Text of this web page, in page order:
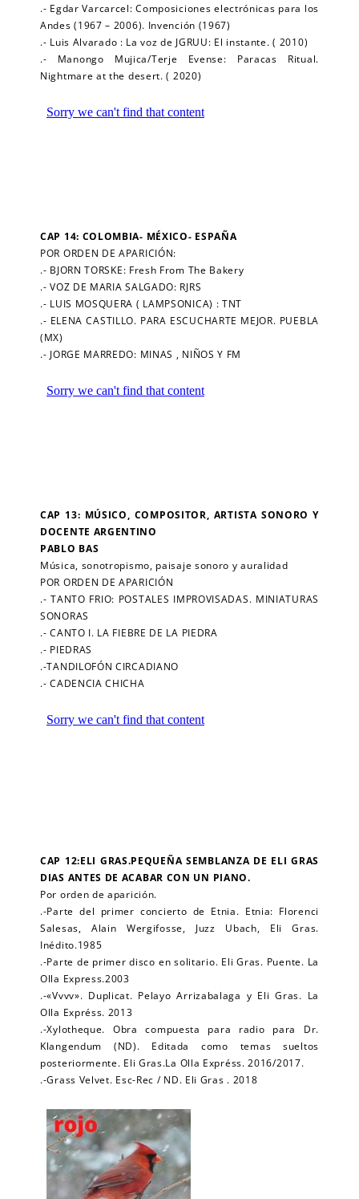
.- Egdar Varcarcel: Composiciones electrónicas para los
Andes (1967 – 2006). Invención (1967)
.- Luis Alvarado : La voz de JGRUU: El instante. ( 2010)
.- Manongo Mujica/Terje Evense: Paracas Ritual.
Nightmare at the desert. ( 2020)
CAP 14: COLOMBIA- MÉXICO- ESPAÑA
POR ORDEN DE APARICIÓN:
.- BJORN TORSKE: Fresh From The Bakery
.- VOZ DE MARIA SALGADO: RJRS
.- LUIS MOSQUERA ( LAMPSONICA) : TNT
.- ELENA CASTILLO. PARA ESCUCHARTE MEJOR. PUEBLA
(MX)
.- JORGE MARREDO: MINAS , NIÑOS Y FM
CAP 13: MÚSICO, COMPOSITOR, ARTISTA SONORO Y
DOCENTE ARGENTINO
PABLO BAS
Música, sonotropismo, paisaje sonoro y auralidad
POR ORDEN DE APARICIÓN
.- TANTO FRIO: POSTALES IMPROVISADAS. MINIATURAS
SONORAS
.- CANTO I. LA FIEBRE DE LA PIEDRA
.- PIEDRAS
.-TANDILOFÓN CIRCADIANO
.- CADENCIA CHICHA
CAP 12:ELI GRAS.PEQUEÑA SEMBLANZA DE ELI GRAS
DIAS ANTES DE ACABAR CON UN PIANO.
Por orden de aparición.
.-Parte del primer concierto de Etnia. Etnia: Florenci
Salesas, Alain Wergifosse, Juzz Ubach, Eli Gras.
Inédito.1985
.-Parte de primer disco en solitario. Eli Gras. Puente. La
Olla Express.2003
.-«Vvvv». Duplicat. Pelayo Arrizabalaga y Eli Gras. La
Olla Expréss. 2013
.-Xylotheque. Obra compuesta para radio para Dr.
Klangendum (ND). Editada como temas sueltos
posteriormente. Eli Gras.La Olla Expréss. 2016/2017.
.-Grass Velvet. Esc-Rec / ND. Eli Gras . 2018